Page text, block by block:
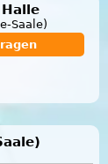
Saale)